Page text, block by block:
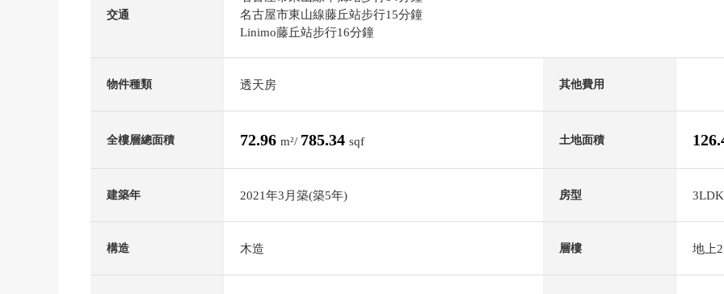
交通
名古屋市東山線藤丘站步行15分鐘
Linimo藤丘站步行16分鐘
物件種類 透天房 其他費用
全樓層總面積 72.96 m²/ 785.34 sqf 土地面積
建築年 2021年3月築(築5年) 房型 3LDK
構造 木造 層樓 地上